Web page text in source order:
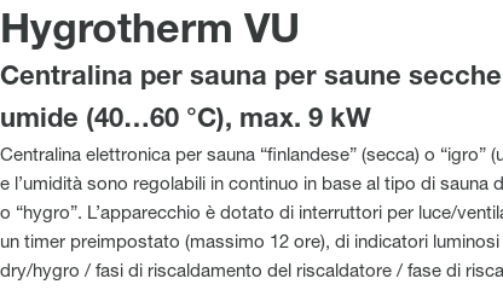
Hygrotherm VU
Centralina per sauna per saune
umide (40…60 °C), max. 9 kW
Centralina elettronica per sauna “finlandese” (secca) o “igro”
e l’umidità sono regolabili in continuo in base al tipo di sauna
o “hygro”. L’apparecchio è dotato di interruttori per luce/
un timer preimpostato (massimo 12 ore), di indicatori
dry/hygro / fasi di riscaldamento del riscaldatore / fase di